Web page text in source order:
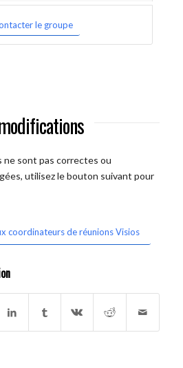
le groupe
ne sont pas correctes ou
utilisez le bouton suivant pour
coordinateurs de réunions Visios